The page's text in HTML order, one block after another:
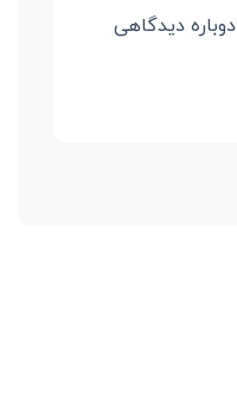
دیدگاهی